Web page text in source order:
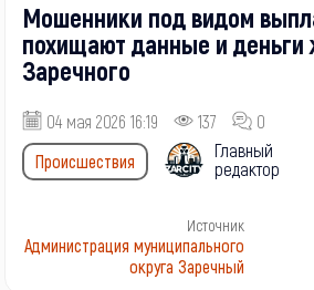
Мошенники под видом
похищают данные и деньги
Заречного
04 мая 2026 16:19 137
0
Происшествия
Главный
редактор
Источник
Администрация муниципального
округа Заречный